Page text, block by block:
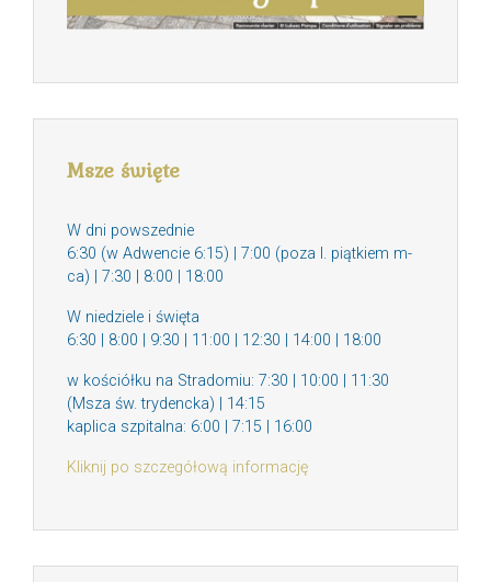
Msze święte
W dni powszednie
6:30 (w Adwencie 6:15) | 7:00 (poza I. piątkiem m-
ca) | 7:30 | 8:00 | 18:00
W niedziele i święta
6:30 | 8:00 | 9:30 | 11:00 | 12:30 | 14:00 | 18:00
w kościółku na Stradomiu: 7:30 | 10:00 | 11:30
(Msza św. trydencka) | 14:15
kaplica szpitalna: 6:00 | 7:15 | 16:00
Kliknij po szczegółową informację